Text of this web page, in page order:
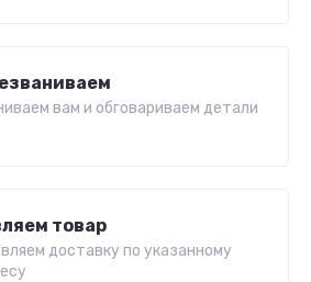
вам и обговариваем детали
товар
доставку по указанному